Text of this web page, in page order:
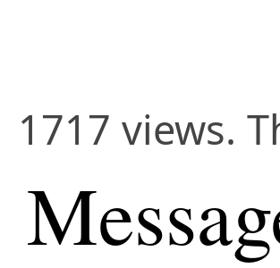
1717 views.